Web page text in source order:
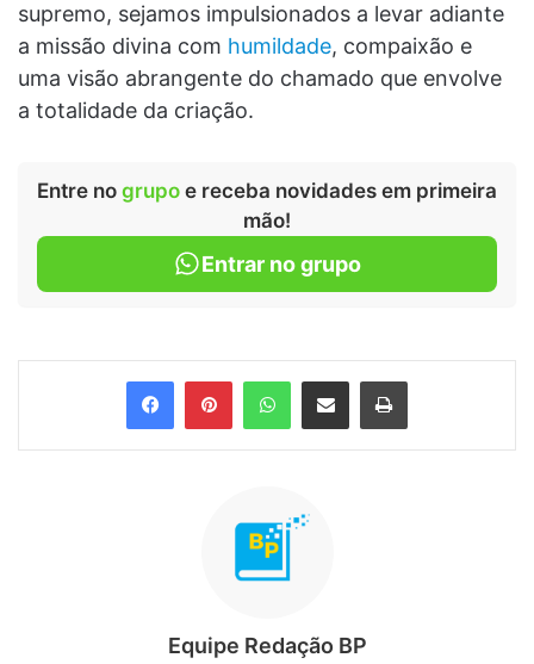
supremo, sejamos impulsionados a levar adiante
a missão divina com humildade, compaixão e
uma visão abrangente do chamado que envolve
a totalidade da criação.
Entre no grupo e receba novidades em primeira
mão!
Entrar no grupo
FacebookPinterestWhatsApp
Compartilhar via e-mail Imprimir
Equipe Redação BP